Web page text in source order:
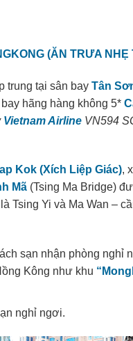
(ĂN TRƯA NHẸ
trung tại sân bayTân
hãng hàng không 5*
Vietnam Airline VN594
Kok (Xích Liệp Giác),
Mã (Tsing Ma Bridge)
Tsing Yi và Ma Wan –
sạn nhận phòng nghỉ
Kông như khu
nghỉ ngơi.